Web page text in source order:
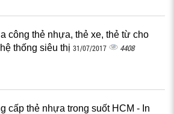
công thẻ nhựa, thẻ xe, thẻ từ cho
thống siêu thị 31/07/2017 4408
cấp thẻ nhựa trong suốt HCM - In